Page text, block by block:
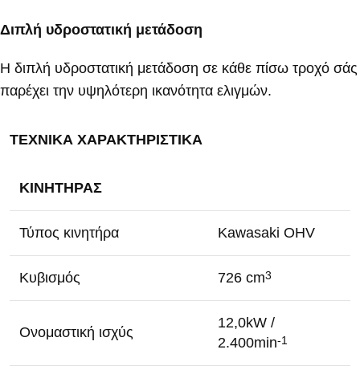
Διπλή υδροστατική μετάδοση
Η διπλή υδροστατική μετάδοση σε κάθε πίσω τροχό σάς
παρέχει την υψηλότερη ικανότητα ελιγμών.
ΤΕΧΝΙΚΑ ΧΑΡΑΚΤΗΡΙΣΤΙΚΑ
ΚΙΝΗΤΗΡΑΣ
Τύπος κινητήρα Kawasaki OHV
Κυβισμός 726 cm3
Ονομαστική ισχύς
12,0kW /
2.400min-1